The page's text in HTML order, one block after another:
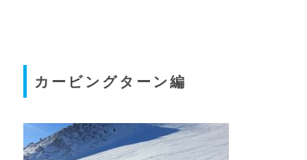
カービングターン編